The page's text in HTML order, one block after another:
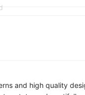
and high quality